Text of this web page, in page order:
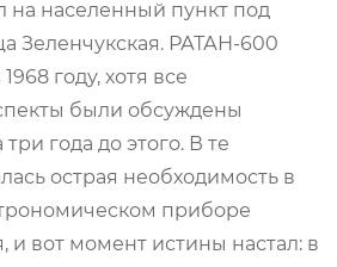
на населенный пункт под
Зеленчукская. РАТАН-600
году, хотя все
были обсуждены
года до этого. В те
острая необходимость в
приборе
и вот момент истины настал: в